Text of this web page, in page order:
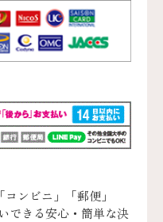
ンビニ」「郵便」
できる安心・簡単な決